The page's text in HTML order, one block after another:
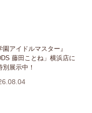
園アイドルマスター』
藤田ことね」横浜店に
別展示中！